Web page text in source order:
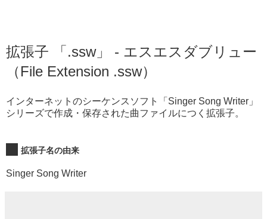
拡張子 「.ssw」 - エスエスダブリュー
（File Extension .ssw）
インターネットのシーケンスソフト「Singer Song Writer」
シリーズで作成・保存された曲ファイルにつく拡張子。
拡張子名の由来
Singer Song Writer